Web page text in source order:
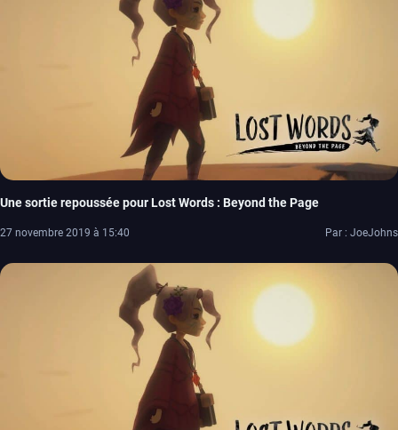
Une sortie repoussée pour Lost Words : Beyond the Page
27 novembre 2019 à 15:40 Par : JoeJohns